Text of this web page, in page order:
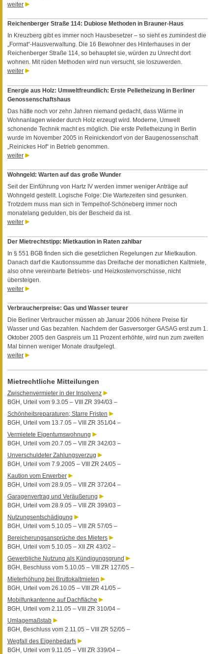
weiter
Reichenberger Straße 114: Dubiose Methoden in Brauner-Haus
In Kreuzberg gibt es immer noch Hausbesetzer – so sieht es zumindest die
„Format“-Hausverwaltung. Die 16 Bewohner des Hinterhauses in der
Reichenberger Straße 114, so behauptet sie, würden zu Unrecht dort
wohnen. Mit rüden Methoden wird nun versucht, sie loszuwerden.
weiter
Energie aus Holz: Umweltfreundlich: Erste Pelletheizung in Berliner
Genossenschaftshaus
Das hätte noch vor zehn Jahren niemand gedacht, dass Wärme in
Wohnanlagen wieder durch Holz erzeugt wird. Moderne, Umwelt
schonende Technik macht es möglich. Die erste Pelletheizung in Berlin
wurde im November 2005 in Reinickendorf von der Baugenossenschaft
„Reinickes Hof“ in Betrieb genommen.
weiter
Wohngeld: Warten auf das große Wunder
Seit der Einführung von Hartz IV werden immer weniger Anträge auf
Wohngeld gestellt. Logische Folge: Die Wartezeiten sind gesunken.
Trotzdem muss man sich in Tempelhof-Schöneberg immer noch
monatelang gedulden, bis der Bescheid da ist.
weiter
Der Mietrechtstipp: Mietkaution in Raten zahlbar
In § 551 BGB finden sich die gesetzlichen Regelungen zur Mietkaution.
Danach darf die Kautionssumme das Dreifache der monatlichen Kaltmiete,
also ohne vereinbarte Betriebs- und Heizkostenvorschüsse, nicht
übersteigen.
weiter
Verbraucherpreise: Gas und Wasser teurer
Die Berliner Verbraucher müssen ab Januar 2006 höhere Preise für
Wasser und Gas bezahlen. Nachdem der Gasversorger GASAG erst zum 1.
Oktober 2005 den Gaspreis um 11 Prozent erhöhte, wird nun zum zweiten
Mal binnen weniger Monate draufgelegt.
weiter
Mietrechtliche Mitteilungen
Zwischenvermieter in der Insolvenz
BGH, Urteil vom 9.3.05 – VIII ZR 394/03 –
Schönheitsreparaturen; Starre Fristen
BGH, Urteil vom 13.7.05 – VIII ZR 351/04 –
Vermietete Eigentumswohnung
BGH, Urteil vom 20.7.05 – VIII ZR 342/03 –
Unverschuldeter Zahlungsverzug
BGH, Urteil vom 7.9.2005 – VIII ZR 24/05 –
Kaution vom Erwerber
BGH, Urteil vom 28.9.05 – VIII ZR 372/04 –
Garagenvertrag und Veräußerung
BGH, Urteil vom 28.9.05 – VIII ZR 399/03 –
Nutzungsentschädigung
BGH, Urteil vom 5.10.05 – VIII ZR 57/05 –
Bereicherungsansprüche des Mieters
BGH, Urteil vom 5.10.05 – XII ZR 43/02 –
Gewerbliche Nutzung als Kündigungsgrund
BGH, Beschluss vom 5.10.05 – VIII ZR 127/05 –
Mieterhöhung bei Bruttokaltmieten
BGH, Urteil vom 26.10.05 – VIII ZR 41/05 –
Mobilfunkantenne auf Dachfläche
BGH, Urteil vom 2.11.05 – VIII ZR 310/04 –
Umlagemaßstab
BGH, Beschluss vom 2.11.05 – VIII ZR 52/05 –
Wegfall des Eigenbedarfs
BGH, Urteil vom 9.11.05 – VIII ZR 339/04 –